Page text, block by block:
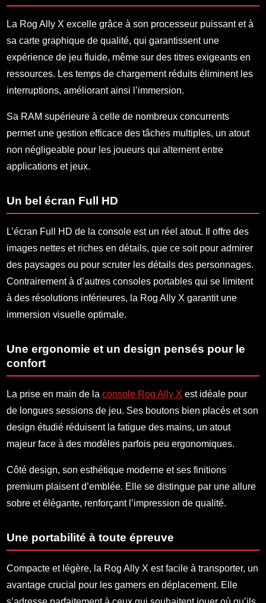
La Rog Ally X excelle grâce à son processeur puissant et à
sa carte graphique de qualité, qui garantissent une
expérience de jeu fluide, même sur des titres exigeants en
ressources. Les temps de chargement réduits éliminent les
interruptions, améliorant ainsi l’immersion.
Sa RAM supérieure à celle de nombreux concurrents
permet une gestion efficace des tâches multiples, un atout
non négligeable pour les joueurs qui alternent entre
applications et jeux.
Un bel écran Full HD
L’écran Full HD de la console est un réel atout. Il offre des
images nettes et riches en détails, que ce soit pour admirer
des paysages ou pour scruter les détails des personnages.
Contrairement à d’autres consoles portables qui se limitent
à des résolutions inférieures, la Rog Ally X garantit une
immersion visuelle optimale.
Une ergonomie et un design pensés pour le
confort
La prise en main de laconsole Rog Ally X est idéale pour
de longues sessions de jeu. Ses boutons bien placés et son
design étudié réduisent la fatigue des mains, un atout
majeur face à des modèles parfois peu ergonomiques.
Côté design, son esthétique moderne et ses finitions
premium plaisent d’emblée. Elle se distingue par une allure
sobre et élégante, renforçant l’impression de qualité.
Une portabilité à toute épreuve
Compacte et légère, la Rog Ally X est facile à transporter, un
avantage crucial pour les gamers en déplacement. Elle